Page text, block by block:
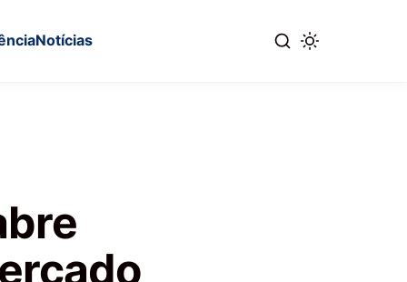
Notícias